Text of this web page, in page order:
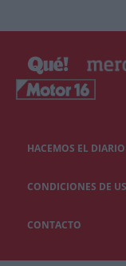
HACEMOS EL
CONDICIONES DE
CONTACTO